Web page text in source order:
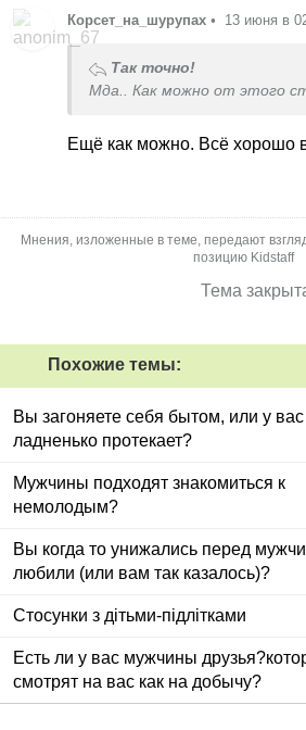
Корсет_на_шурупах • 13 июня в
Так точно!
Мда.. Как можно от этого
Ещё как можно. Всё хорошо
Мнения, изложенные в теме, передают
позицию Kidstaff
Тема
Похожие темы:
Вы загоняете себя бытом, или у
ладненько протекает?
Мужчины подходят знакомиться к
немолодым?
Вы когда то унижались перед
любили (или вам так казалось)?
Стосунки з дітьми-підлітками
Есть ли у вас мужчины
смотрят на вас как на добычу?